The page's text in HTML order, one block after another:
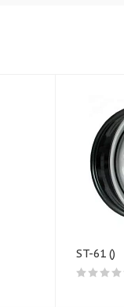
ST-61 ()